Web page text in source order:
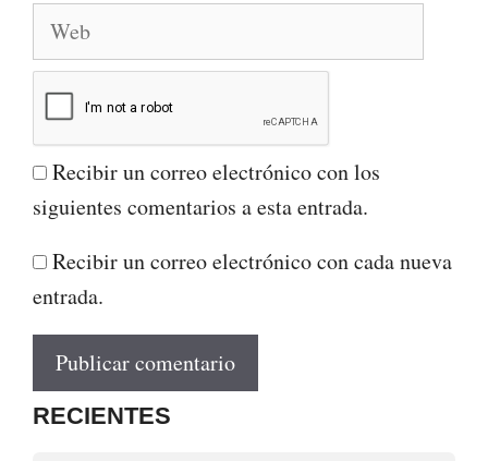
Web
Recibir un correo electrónico con los
siguientes comentarios a esta entrada.
Recibir un correo electrónico con cada nueva
entrada.
RECIENTES